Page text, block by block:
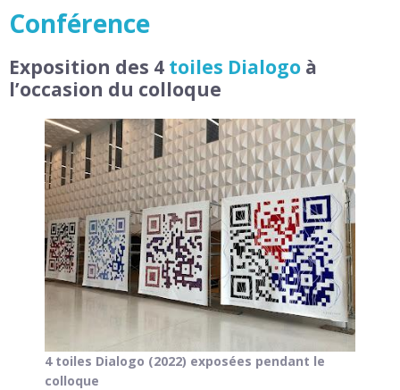
Conférence
Exposition des 4 toiles Dialogo à
l’occasion du colloque
4 toiles Dialogo (2022) exposées pendant le
colloque